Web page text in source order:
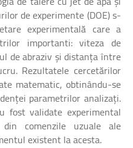
de experimente (DOE) s-
experimentală care a
importanti: viteza de
de abraziv și distanța între
Rezultatele cercetărilor
matematic, obtinându-se
parametrilor analizați.
fost validate experimental
comenzile uzuale ale
existent la acesta.